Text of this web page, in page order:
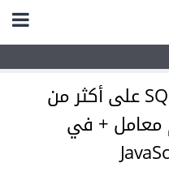
كتابة استعلام SQL على أكثر من
معامل + في